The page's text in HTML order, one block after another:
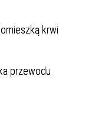
krwi
przewodu